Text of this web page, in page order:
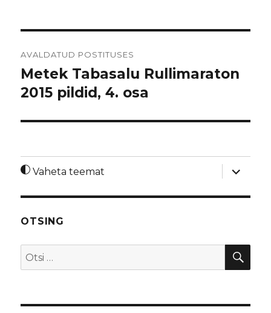
AVALDATUD POSTITUSES
Metek Tabasalu Rullimaraton
2015 pildid, 4. osa
Vaheta teemat
laienda
OTSING
Otsi: